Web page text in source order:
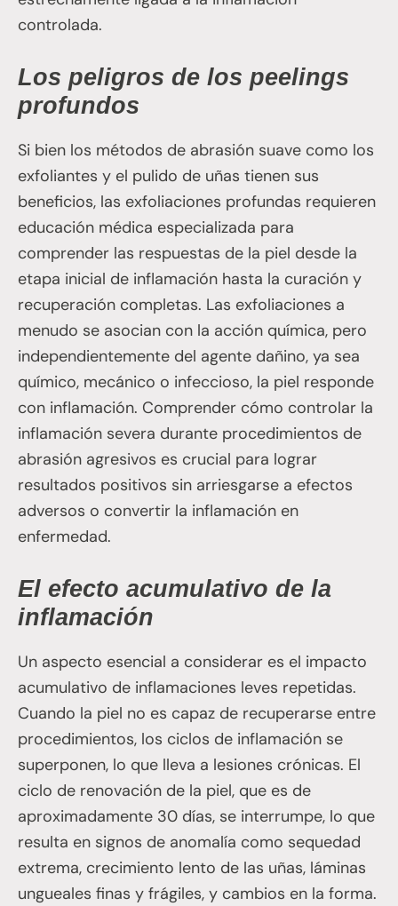
controlada.
Los peligros de los peelings
profundos
Si bien los métodos de abrasión suave como los
exfoliantes y el pulido de uñas tienen sus
beneficios, las exfoliaciones profundas requieren
educación médica especializada para
comprender las respuestas de la piel desde la
etapa inicial de inflamación hasta la curación y
recuperación completas. Las exfoliaciones a
menudo se asocian con la acción química, pero
independientemente del agente dañino, ya sea
químico, mecánico o infeccioso, la piel responde
con inflamación. Comprender cómo controlar la
inflamación severa durante procedimientos de
abrasión agresivos es crucial para lograr
resultados positivos sin arriesgarse a efectos
adversos o convertir la inflamación en
enfermedad.
El efecto acumulativo de la
inflamación
Un aspecto esencial a considerar es el impacto
acumulativo de inflamaciones leves repetidas.
Cuando la piel no es capaz de recuperarse entre
procedimientos, los ciclos de inflamación se
superponen, lo que lleva a lesiones crónicas. El
ciclo de renovación de la piel, que es de
aproximadamente 30 días, se interrumpe, lo que
resulta en signos de anomalía como sequedad
extrema, crecimiento lento de las uñas, láminas
ungueales finas y frágiles, y cambios en la forma.